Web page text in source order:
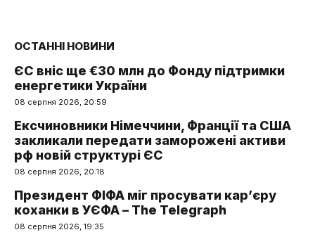
ОСТАННІ НОВИНИ
ЄС вніс ще €30 млн до Фонду підтримки
енергетики України
08 серпня 2026, 20:59
Ексчиновники Німеччини, Франції та США
закликали передати заморожені активи
рф новій структурі ЄС
08 серпня 2026, 20:18
Президент ФІФА міг просувати кар’єру
коханки в УЄФА – The Telegraph
08 серпня 2026, 19:35